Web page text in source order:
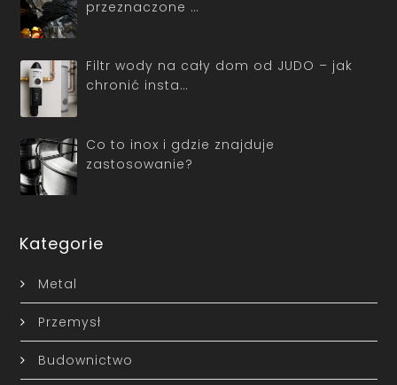
przeznaczone …
Filtr wody na cały dom od JUDO – jak
chronić insta…
Co to inox i gdzie znajduje
zastosowanie?
Kategorie
Metal
Przemysł
Budownictwo